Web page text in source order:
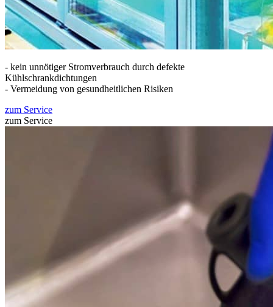
- kein unnötiger Stromverbrauch durch defekte
Kühlschrankdichtungen
- Vermeidung von gesundheitlichen Risiken
zum Service
zum Service